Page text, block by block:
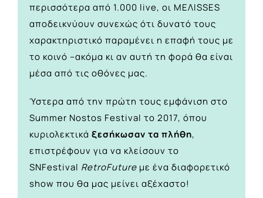
περισσότερα από 1.000 live, οι ΜΕΛΙSSES
αποδεικνύουν συνεχώς ότι δυνατό τους
χαρακτηριστικό παραμένει η επαφή τους με
το κοινό –ακόμα κι αν αυτή τη φορά θα είναι
μέσα από τις οθόνες μας.
Ύστερα από την πρώτη τους εμφάνιση στο
Summer Nostos Festival το 2017, όπου
κυριολεκτικά ξεσήκωσαν τα πλήθη,
επιστρέφουν για να κλείσουν το
SNFestival RetroFuture με ένα διαφορετικό
show που θα μας μείνει αξέχαστο!